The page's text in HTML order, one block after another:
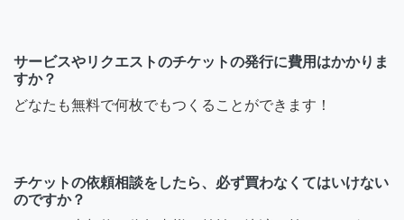
サービスやリクエストのチケットの発行に費用はかかりま
すか？
どなたも無料で何枚でもつくることができます！
チケットの依頼相談をしたら、必ず買わなくてはいけない
のですか？